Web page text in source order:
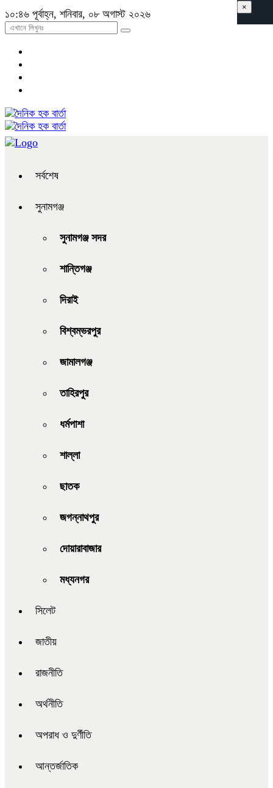
১০:৪৬ পূর্বাহ্ন, শনিবার, ০৮ অগাস্ট ২০২৬
সর্বশেষ
সুনামগঞ্জ
সুনামগঞ্জ সদর
শান্তিগঞ্জ
দিরাই
বিশ্বম্ভরপুর
জামালগঞ্জ
তাহিরপুর
ধর্মপাশা
শাল্লা
ছাতক
জগন্নাথপুর
দোয়ারাবাজার
মধ্যনগর
সিলেট
জাতীয়
রাজনীতি
অর্থনীতি
অপরাধ ও দুর্ণীতি
আন্তর্জাতিক
×